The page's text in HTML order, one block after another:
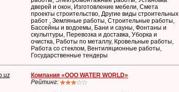
дверей и окон, Изготовление мебели, Смета
проекты строительство, Другие виды строительных
работ , Земляные работы, Строительные работы,
Бассейны и водоемы, Бани и сауны, Фонтаны и
скульптуры, Перевозка и доставка, Уборка и
очистка, Работы по металлу, Кровельные работы,
Работа со стеклом, Вентиляционные работы,
Государственные тендеры
Компания «OOO WATER WORLD»
Рейтинг: